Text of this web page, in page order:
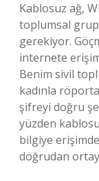
Kablosuz ağ,
toplumsal
gerekiyor.
internete
Benim sivil
kadınla
şifreyi doğru
yüzden
bilgiye
doğrudan